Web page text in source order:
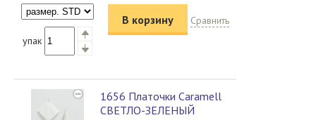
упак
В корзину Сравнить
1656 Платочки Caramell
СВЕТЛО-ЗЕЛЕНЫЙ